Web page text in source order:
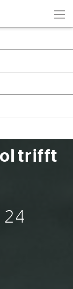
trifft
24